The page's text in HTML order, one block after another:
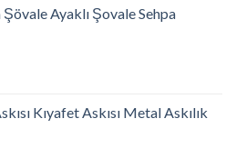
Ayaklı Şovale Sehpa
Kıyafet Askısı Metal Askılık